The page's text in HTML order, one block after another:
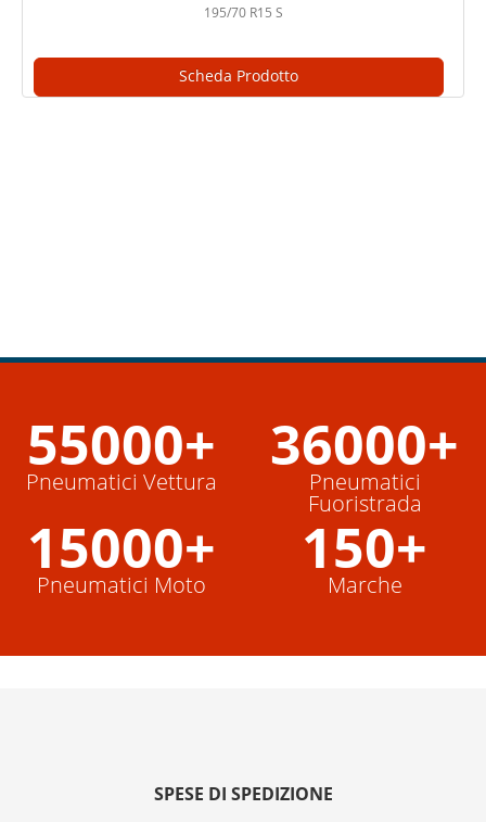
195/70 R15 S
Scheda Prodotto
55000+
Pneumatici Vettura
36000+
Pneumatici
Fuoristrada
15000+
Pneumatici Moto
150+
Marche
SPESE DI SPEDIZIONE